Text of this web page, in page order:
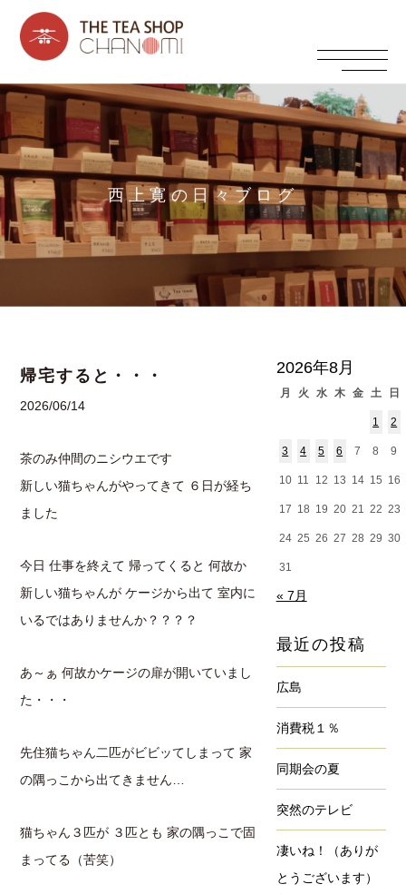
西上寛の日々ブログ
帰宅すると・・・
2026/06/14
茶のみ仲間のニシウエです
新しい猫ちゃんがやってきて ６日が経ち
ました
今日 仕事を終えて 帰ってくると 何故か
新しい猫ちゃんが ケージから出て 室内に
いるではありませんか？？？？
あ～ぁ 何故かケージの扉が開いていまし
た・・・
先住猫ちゃん二匹がビビッてしまって 家
の隅っこから出てきません…
猫ちゃん３匹が ３匹とも 家の隅っこで固
まってる（苦笑）
2026年8月
月 火 水 木 金 土 日
1 2
3 4 5 6 7 8 9
10 11 12 13 14 15 16
17 18 19 20 21 22 23
24 25 26 27 28 29 30
31
« 7月
最近の投稿
広島
消費税１％
同期会の夏
突然のテレビ
凄いね！（ありが
とうございます）